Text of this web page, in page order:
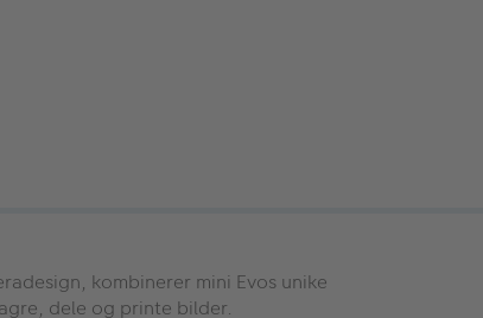
kombinerer mini Evos unike
dele og printe bilder.